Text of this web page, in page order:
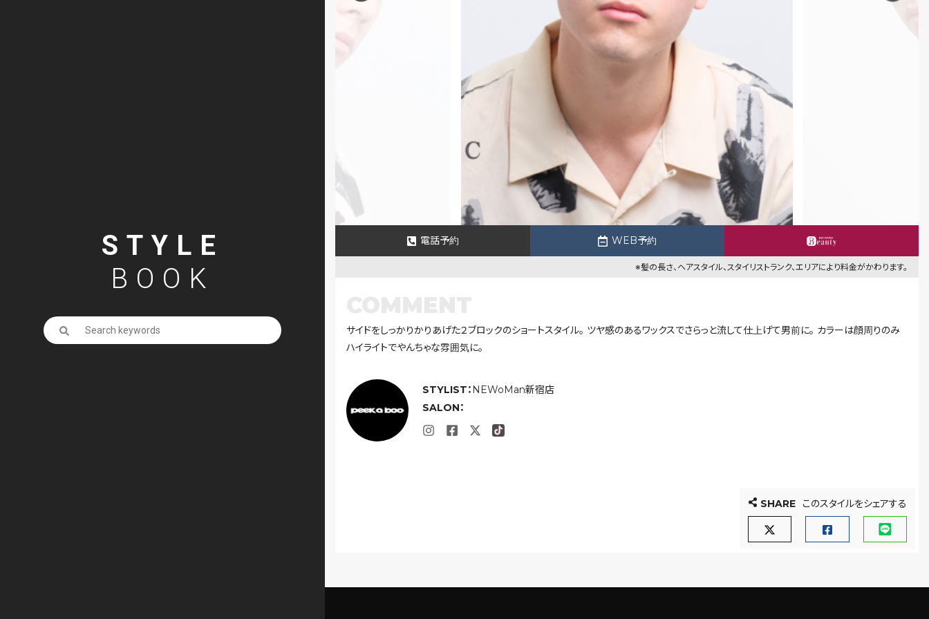
STYLE
BOOK
電話予約 WEB予約
※髪の長さ、ヘアスタイル、スタイリストランク、エリアにより料金がかわります。
STYLIST： NEWoMan新宿店
SALON：
サイドをしっかりかりあげた２ブロックのショートスタイル。 ツヤ感のあるワックスでさらっと流して仕上げて男前に。 カラーは顔周りのみ
ハイライトでやんちゃな雰囲気に。
SHARE このスタイルをシェアする